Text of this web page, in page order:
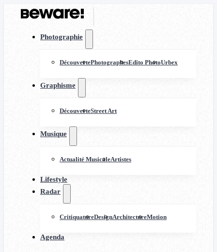
Photographie
DécouvertePhotographesEdito PhotoUrbex
Graphisme
DécouverteStreet Art
Musique
Actualité MusicaleArtistes
Lifestyle
Radar
CritiquatureDesignArchitectureMotion
Agenda